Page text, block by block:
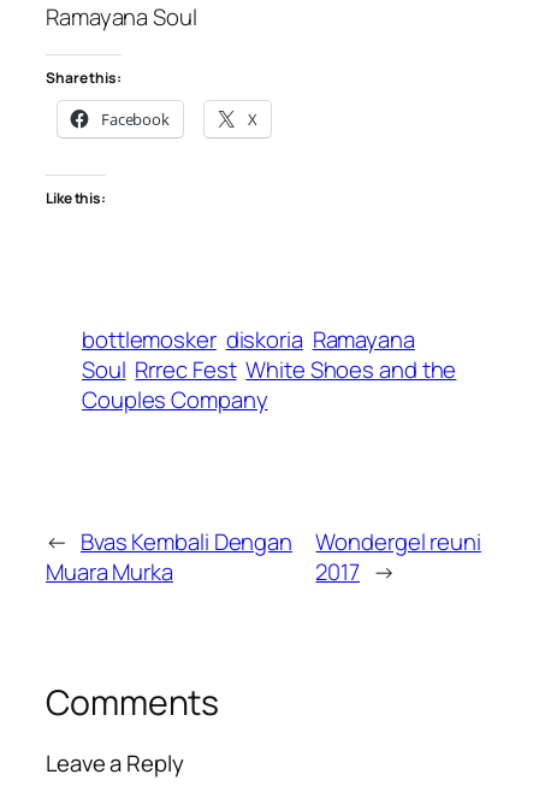
Ramayana Soul
Share this:
Facebook X
Like this:
bottlemosker diskoria Ramayana
Soul Rrrec Fest White Shoes and the
Couples Company
← Bvas Kembali Dengan
Muara Murka
Wondergel reuni
2017 →
Comments
Leave a Reply